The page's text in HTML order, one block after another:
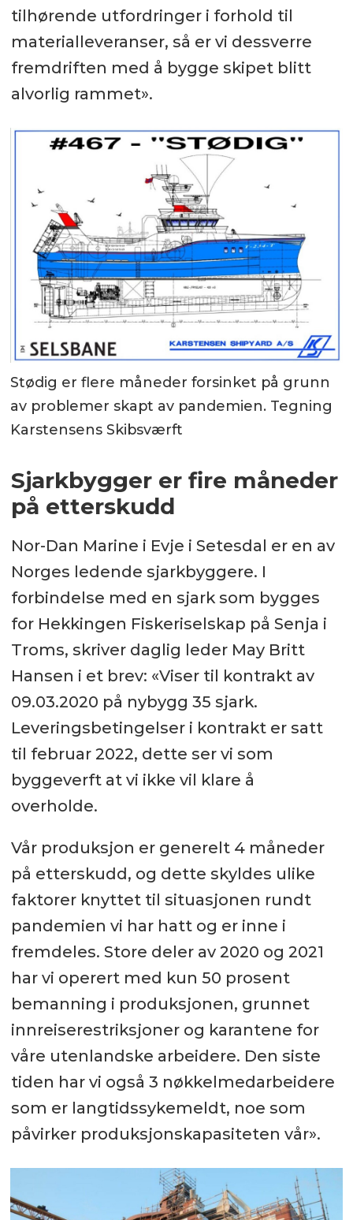
tilhørende utfordringer i forhold til
materialleveranser, så er vi dessverre
fremdriften med å bygge skipet blitt
alvorlig rammet».
Stødig er flere måneder forsinket på grunn
av problemer skapt av pandemien. Tegning
Karstensens Skibsværft
Sjarkbygger er fire måneder
på etterskudd
Nor-Dan Marine i Evje i Setesdal er en av
Norges ledende sjarkbyggere. I
forbindelse med en sjark som bygges
for Hekkingen Fiskeriselskap på Senja i
Troms, skriver daglig leder May Britt
Hansen i et brev: «Viser til kontrakt av
09.03.2020 på nybygg 35 sjark.
Leveringsbetingelser i kontrakt er satt
til februar 2022, dette ser vi som
byggeverft at vi ikke vil klare å
overholde.
Vår produksjon er generelt 4 måneder
på etterskudd, og dette skyldes ulike
faktorer knyttet til situasjonen rundt
pandemien vi har hatt og er inne i
fremdeles. Store deler av 2020 og 2021
har vi operert med kun 50 prosent
bemanning i produksjonen, grunnet
innreiserestriksjoner og karantene for
våre utenlandske arbeidere. Den siste
tiden har vi også 3 nøkkelmedarbeidere
som er langtidssykemeldt, noe som
påvirker produksjonskapasiteten vår».